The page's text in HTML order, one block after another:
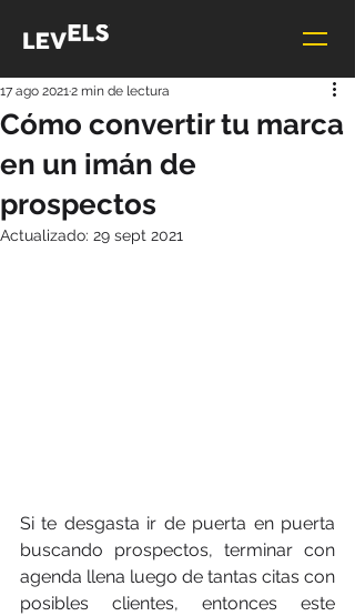
Cómo convertir tu marca
en un imán de
prospectos
17 ago 20212 min de lectura
Actualizado: 29 sept 2021
Si te desgasta ir de puerta en puerta
buscando prospectos, terminar con
agenda llena luego de tantas citas con
posibles clientes, entonces este